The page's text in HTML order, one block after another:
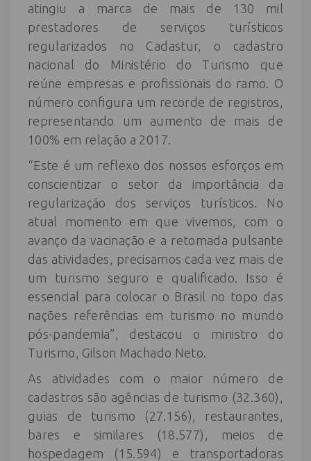
atingiu a marca de mais de 130 mil
prestadores de serviços turísticos
regularizados no Cadastur, o cadastro
nacional do Ministério do Turismo que
reúne empresas e profissionais do ramo. O
número configura um recorde de registros,
representando um aumento de mais de
100% em relação a 2017.
“Este é um reflexo dos nossos esforços em
conscientizar o setor da importância da
regularização dos serviços turísticos. No
atual momento em que vivemos, com o
avanço da vacinação e a retomada pulsante
das atividades, precisamos cada vez mais de
um turismo seguro e qualificado. Isso é
essencial para colocar o Brasil no topo das
nações referências em turismo no mundo
pós-pandemia”, destacou o ministro do
Turismo, Gilson Machado Neto.
As atividades com o maior número de
cadastros são agências de turismo (32.360),
guias de turismo (27.156), restaurantes,
bares e similares (18.577), meios de
hospedagem (15.594) e transportadoras